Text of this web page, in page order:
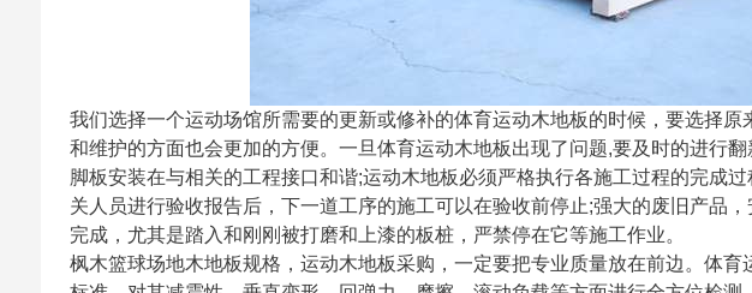
我们选择一个运动场馆所需要的更新或修补的体育运动木地板的时候，要选择
和维护的方面也会更加的方便。一旦体育运动木地板出现了问题,要及时的进行
脚板安装在与相关的工程接口和谐;运动木地板必须严格执行各施工过程的完成
关人员进行验收报告后，下一道工序的施工可以在验收前停止;强大的废旧产品
完成，尤其是踏入和刚刚被打磨和上漆的板桩，严禁停在它等施工作业。
枫木篮球场地木地板规格，运动木地板采购，一定要把专业质量放在前边。体